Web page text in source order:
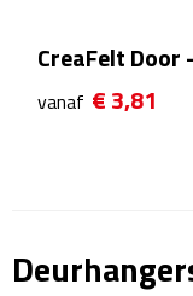
Rijbewijs- &
USB autoladers
CreaFelt
vanaf € 3,81